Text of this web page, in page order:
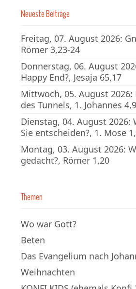
Neueste Beiträge
Freitag, 07. August 2026:
Römer 3,23-24
Donnerstag, 06. August
Happy End?, Jesaja 65,17
Mittwoch, 05. August 2026:
des Tunnels, 1. Johannes 4,9
Dienstag, 04. August 2026:
Sie entscheiden?, 1. Mose
Montag, 03. August 2026:
gedacht?, Römer 1,20
Themen
Wo war Gott?
Beten
Das Evangelium nach
Weihnachten